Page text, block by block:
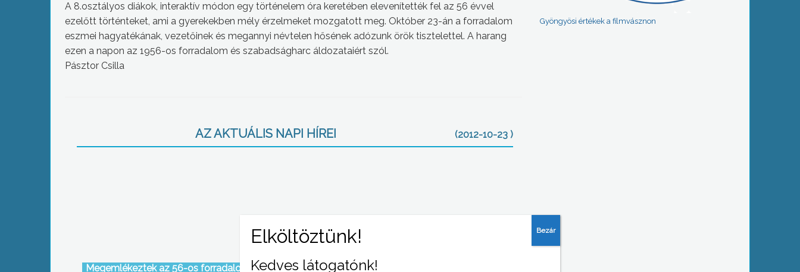
A 8.osztályos diákok, interaktív módon egy történelem óra keretében elevenítették fel az 56 évvel
ezelőtt történteket, ami a gyerekekben mély érzelmeket mozgatott meg. Október 23-án a forradalom
eszmei hagyatékának, vezetőinek és megannyi névtelen hősének adózunk örök tisztelettel. A harang
ezen a napon az 1956-os forradalom és szabadságharc áldozataiért szól.
Pásztor Csilla
AZ AKTUÁLIS NAPI HÍREI (2012-10-23 )
Megemlékeztek az 56-os forradalom hőseiről
Nagyrédén is emlékeztek
Gyöngyösi értékek a filmvásznon
Kedves látogatónk!